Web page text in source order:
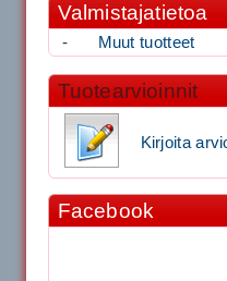
Valmistajatietoa
- Muut tuotteet
Tuotearvioinnit
Kirjoita
Facebook